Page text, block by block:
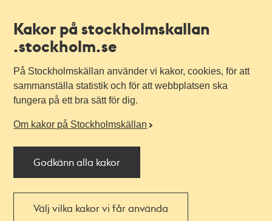
Kakor på stockholmskallan
.stockholm.se
På Stockholmskällan använder vi kakor, cookies, för att
sammanställa statistik och för att webbplatsen ska
fungera på ett bra sätt för dig.
Om kakor på Stockholmskällan
Godkänn alla kakor
Välj vilka kakor vi får använda